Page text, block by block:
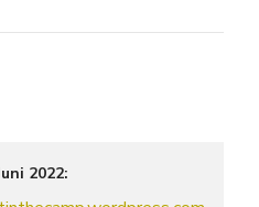
2022: